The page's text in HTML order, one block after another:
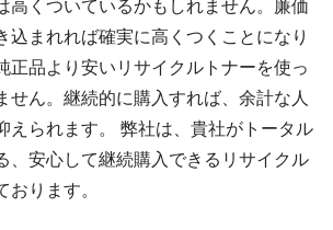
高くついているかもしれません。廉価
込まれれば確実に高くつくことになり
正品より安いリサイクルトナーを使っ
せん。継続的に購入すれば、余計な人
えられます。 弊社は、貴社がトータル
、安心して継続購入できるリサイクル
おります。